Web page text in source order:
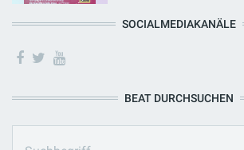
SOCIALMEDIAKANÄLE
BEAT DURCHSUCHEN